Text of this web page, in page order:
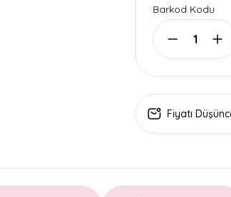
Barkod Kodu
Fiyatı